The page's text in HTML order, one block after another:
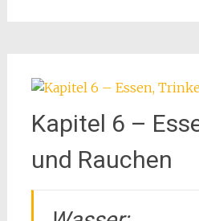
Kapitel 6 –
und Rauchen